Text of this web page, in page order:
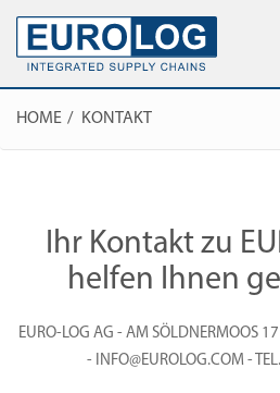
HOME KONTAKT
Ihr Kontakt zu
helfen Ihnen
EURO-LOG AG - AM SÖLDNERMOOS
- INFO@EUROLOG.COM -